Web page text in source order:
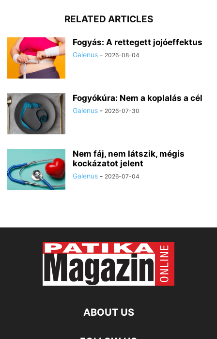
RELATED ARTICLES
Fogyás: A rettegett jojóeffektus
Galenus - 2026-08-04
Fogyókúra: Nem a koplalás a cél
Galenus - 2026-07-30
Nem fáj, nem látszik, mégis
kockázatot jelent
Galenus - 2026-07-04
ABOUT US